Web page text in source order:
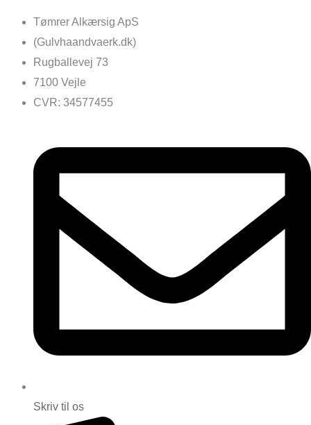
Tømrer Alkærsig ApS
(Gulvhaandvaerk.dk)
Rugballevej 73
7100 Vejle
CVR: 34577455
Skriv til os